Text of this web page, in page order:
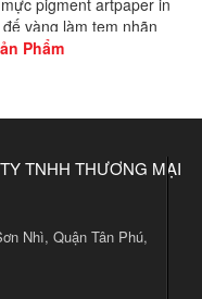
vàng làm tem nhãn
Phẩm
TNHH THƯƠNG MẠI
Nhì, Quận Tân Phú,